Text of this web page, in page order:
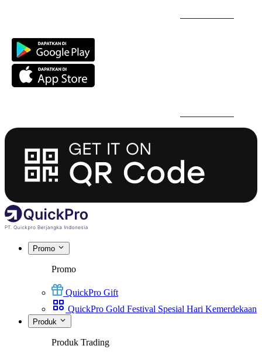
Promo
Promo
QuickPro Gift
QuickPro Gold Festival Spesial Hari Kemerdekaan
Produk
Produk Trading